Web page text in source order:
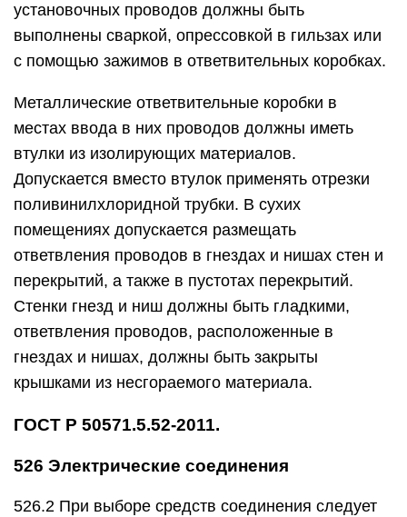
установочных проводов должны быть
выполнены сваркой, опрессовкой в гильзах или
с помощью зажимов в ответвительных коробках.
Металлические ответвительные коробки в
местах ввода в них проводов должны иметь
втулки из изолирующих материалов.
Допускается вместо втулок применять отрезки
поливинилхлоридной трубки. В сухих
помещениях допускается размещать
ответвления проводов в гнездах и нишах стен и
перекрытий, а также в пустотах перекрытий.
Стенки гнезд и ниш должны быть гладкими,
ответвления проводов, расположенные в
гнездах и нишах, должны быть закрыты
крышками из несгораемого материала.
ГОСТ Р 50571.5.52-2011.
526 Электрические соединения
526.2 При выборе средств соединения следует